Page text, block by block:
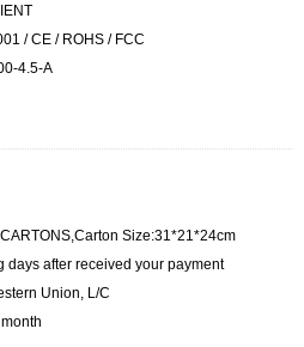
/ CE / ROHS / FCC
4.5-A
Size:31*21*24cm
days after received your payment
Union, L/C